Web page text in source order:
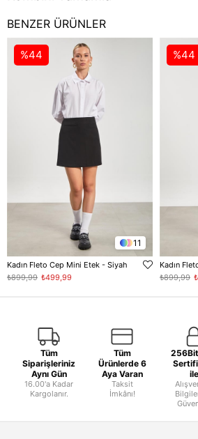
BENZER ÜRÜNLER
11
Kadın Fleto Cep Mini Etek - Siyah
₺499,99
₺899,99
%44
₺899,99
%44
Tüm
Siparişleriniz
Aynı Gün
16.00'a Kadar
Kargolanır.
Tüm
Ürünlerde 6
Aya Varan
Taksit
İmkânı!
ile